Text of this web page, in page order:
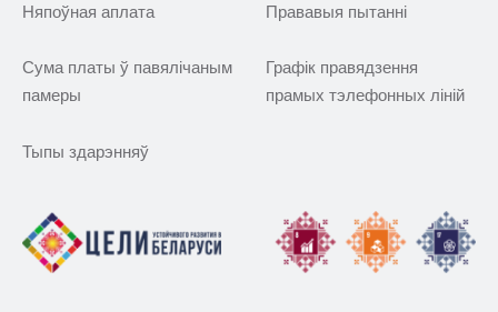
Няпоўная аплата
Сума платы ў павялічаным
памеры
Тыпы здарэнняў
Прававыя пытанні
Графік правядзення
прамых тэлефонных ліній